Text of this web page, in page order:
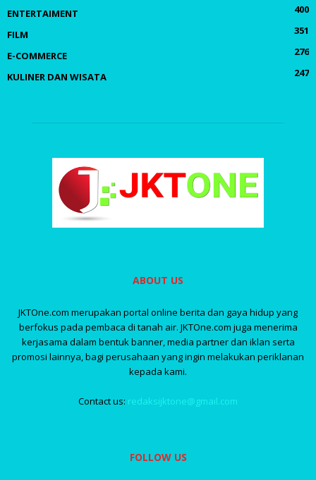
ENTERTAIMENT
400
FILM
351
E-COMMERCE
276
KULINER DAN WISATA
247
ABOUT US
JKTOne.com merupakan portal online berita dan gaya hidup yang
berfokus pada pembaca di tanah air. JKTOne.com juga menerima
kerjasama dalam bentuk banner, media partner dan iklan serta
promosi lainnya, bagi perusahaan yang ingin melakukan periklanan
kepada kami.
Contact us: redaksijktone@gmail.com
FOLLOW US